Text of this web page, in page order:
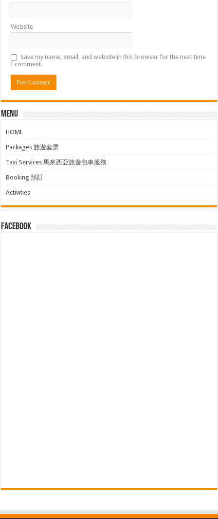
Website
Save my name, email, and website in this browser for the next time
I comment.
Menu
HOME
Packages 旅遊套票
Taxi Services 馬來西亞旅遊包車服務
Booking 預訂
Activities
facebook